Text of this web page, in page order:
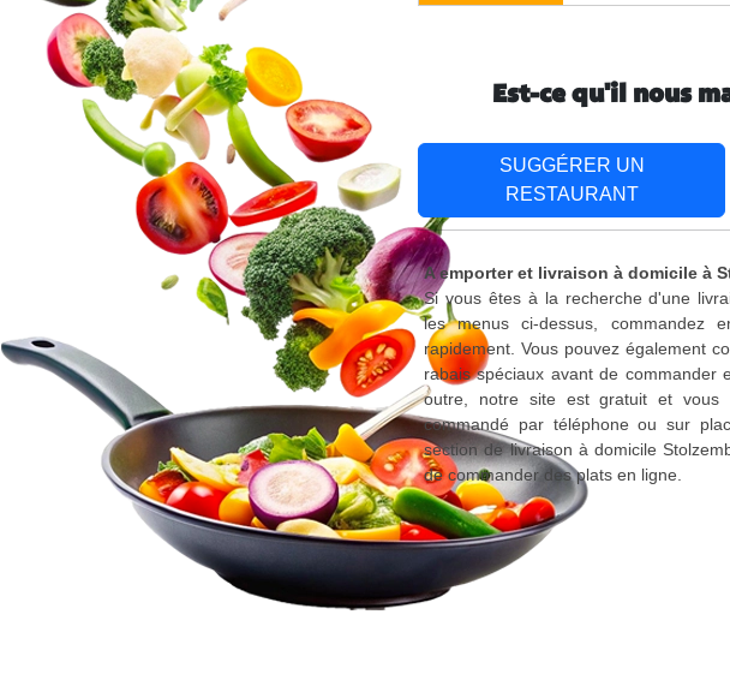
Est-ce qu'il nous
SUGGÉRER UN
RESTAURANT
A emporter et livraison à domicile à
Si vous êtes à la recherche d'une
les menus ci-dessus,
rapidement. Vous pouvez également
rabais spéciaux avant de commander
outre, notre site est gratuit et
commandé par téléphone ou sur
section de livraison à domicile
de commander des plats en ligne.